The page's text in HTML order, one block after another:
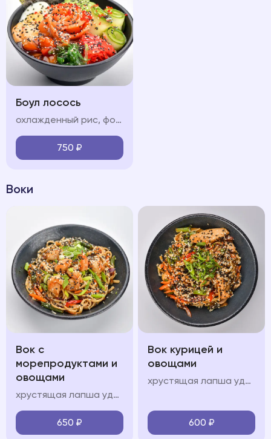
Боул лосось
охлажденный рис, форель, обжаренные в соусе терияки, свежие овощи (огурец, авокадо, черри), яйцо, водоросли чукка, нори, икра "тобико", соус "терияки", соус "спайси", кунжут
750 ₽
Воки
Вок с
морепродуктами и
овощами
хрустящая лапша удон, королевские креветки, кальмары, мидии, красный лук, болгарский перец, шампиньоны, морковь, кабачок, лук перо, кинза, соус "вок", свежая зелень, кунжут
650 ₽
Вок курицей и
овощами
хрустящая лапша удон, куриное филе, болгарский перец, шампиньоны, морковь, кабачок, лук перо, кинза, соус "вок", свежая зелень, кунжут
600 ₽